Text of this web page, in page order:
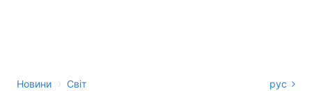
Новини › Світ рус